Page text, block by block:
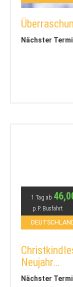
Nächster
1 Tag ab
p.P. Busfahrt
Neujahr…
Nächster